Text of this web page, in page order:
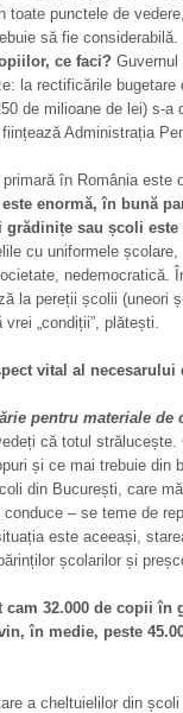
toate punctele de
să fie considerabilă.
ce faci?
la rectificările
de milioane de lei) s-
Administrația
în România este
enormă, în bună
grădinițe sau școli
cu uniformele
nedemocratică.
la pereții școlii (uneori
„condiții”, plătești.
vital al
pentru materiale de
că totul strălucește.
și ce mai trebuie din
din București, care
conduce – se teme de
este aceeași,
școlarilor și
cam 32.000 de copii în
în medie, peste
a cheltuielilor din